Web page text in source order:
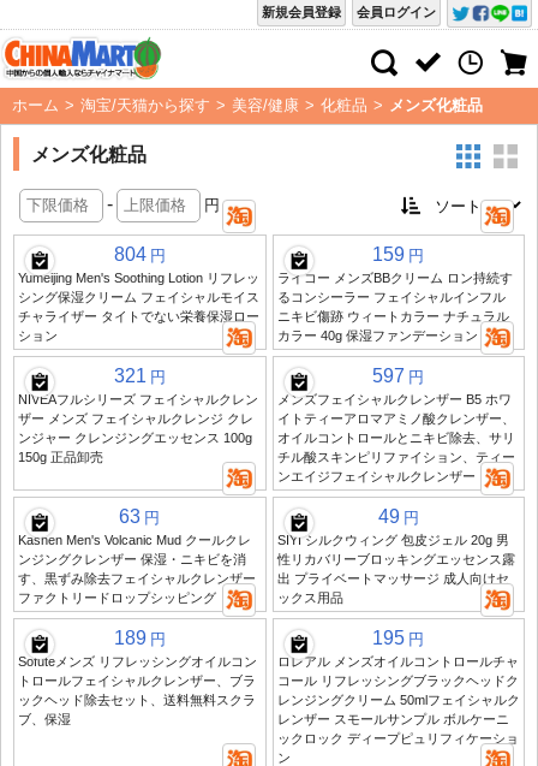
会員ログイン
新規会員登録
ホーム > 淘宝/天猫から探す > 美容/健康 > 化粧品 > メンズ化粧品
メンズ化粧品
- 円
804 円
Yumeijing Men's Soothing Lotion リフレッ
シング保湿クリーム フェイシャルモイス
チャライザー タイトでない栄養保湿ロー
ション
159 円
ライコー メンズBBクリーム ロン持続す
るコンシーラー フェイシャルインフル
ニキビ傷跡 ウィートカラー ナチュラル
カラー 40g 保湿ファンデーション
321 円
NIVEAフルシリーズ フェイシャルクレン
ザー メンズ フェイシャルクレンジ クレ
ンジャー クレンジングエッセンス 100g
150g 正品卸売
597 円
メンズフェイシャルクレンザー B5 ホワ
イトティーアロマアミノ酸クレンザー、
オイルコントロールとニキビ除去、サリ
チル酸スキンピリファイション、ティー
ンエイジフェイシャルクレンザー
63 円
Kashen Men's Volcanic Mud クールクレ
ンジングクレンザー 保湿・ニキビを消
す、黒ずみ除去フェイシャルクレンザー
ファクトリードロップシッピング
49 円
SIYI シルクウィング 包皮ジェル 20g 男
性リカバリーブロッキングエッセンス露
出 プライベートマッサージ 成人向けセ
ックス用品
189 円
Sofuteメンズ リフレッシングオイルコン
トロールフェイシャルクレンザー、ブラ
ックヘッド除去セット、送料無料スクラ
ブ、保湿
195 円
ロレアル メンズオイルコントロールチャ
コール リフレッシングブラックヘッドク
レンジングクリーム 50mlフェイシャルク
レンザー スモールサンプル ボルケーニ
ックロック ディープピュリフィケーショ
ン